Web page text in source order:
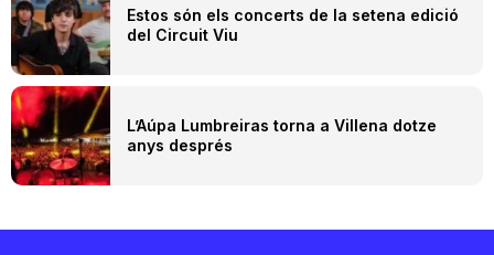
Estos són els concerts de la setena edició
del Circuit Viu
L’Aúpa Lumbreiras torna a Villena dotze
anys després